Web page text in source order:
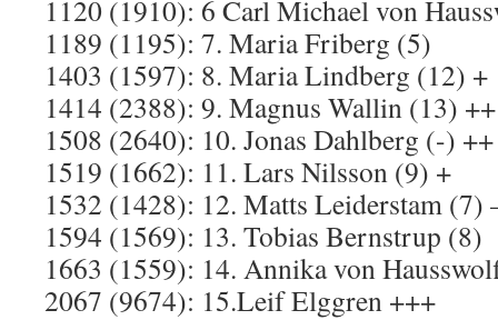
1120 (1910): 6 Carl Michael von
1189 (1195): 7. Maria Friberg (5)
1403 (1597): 8. Maria Lindberg (12) +
1414 (2388): 9. Magnus Wallin (13) ++
1508 (2640): 10. Jonas Dahlberg (-) ++
1519 (1662): 11. Lars Nilsson (9) +
1532 (1428): 12. Matts Leiderstam (7)
1594 (1569): 13. Tobias Bernstrup (8)
1663 (1559): 14. Annika von
2067 (9674): 15.Leif Elggren +++